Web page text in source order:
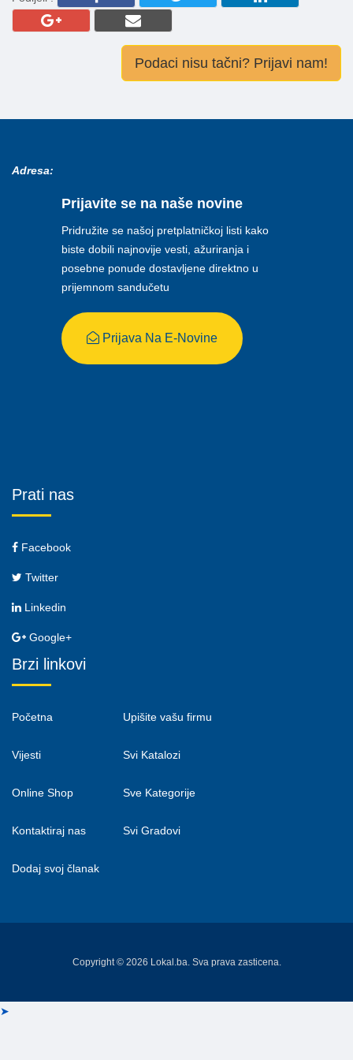
Podaci nisu tačni? Prijavi nam!
Adresa:
Prijavite se na naše novine
Pridružite se našoj pretplatničkoj listi kako
biste dobili najnovije vesti, ažuriranja i
posebne ponude dostavljene direktno u
prijemnom sandučetu
Prijava Na E-Novine
Prati nas
Facebook
Twitter
Linkedin
Google+
Brzi linkovi
Početna
Vijesti
Online Shop
Kontaktiraj nas
Dodaj svoj članak
Upišite vašu firmu
Svi Katalozi
Sve Kategorije
Svi Gradovi
Copyright © 2026 Lokal.ba. Sva prava zasticena.
➤